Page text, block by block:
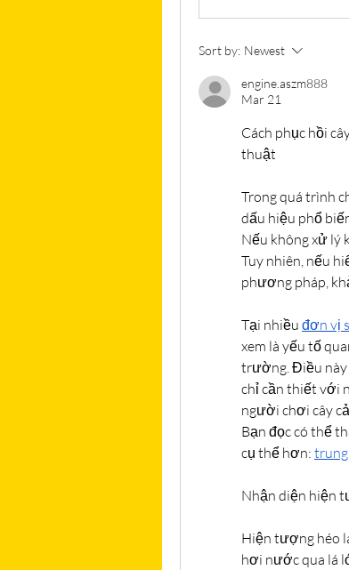
Sort by: Newest
engine.aszm888
Mar 21
Cách phục hồi
thuật
Trong quá trình
dấu hiệu phổ
Nếu không xử lý
Tuy nhiên, nếu
phương pháp,
Tại nhiều đơn vị
xem là yếu tố
trường. Điều này
chỉ cần thiết với
người chơi cây
Bạn đọc có thể
cụ thể hơn:
Nhận diện hiện
Hiện tượng héo
hơi nước qua lá